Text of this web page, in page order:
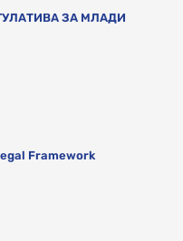
ЗА МЛАДИ
Framework